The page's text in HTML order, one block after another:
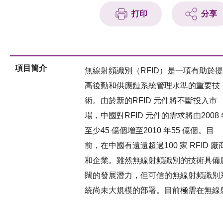
會籍
打印 分享
項目簡介
無線射頻識別（RFID）是一項有助於提
高後勤和供應鏈系統管理水準的重要技
術。由於新的RFID 元件將不斷投入市
場，中國對RFID 元件的需求將由2008
至少45 億個增至2010 年55 億個。目
前，在中國有遠遠超過100 家 RFID 廠
和企業。雖然無線射頻識別的技術具備
闊的發展潛力，但可信的無線射頻識別
統尚未大規模的部署。目前極需在無線